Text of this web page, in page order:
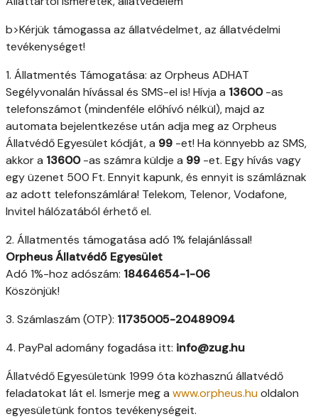
b>Kérjük támogassa az állatvédelmet, az állatvédelmi
tevékenységet!
1. Állatmentés Támogatása: az Orpheus ADHAT
Segélyvonalán hívással és SMS-el is! Hívja a 13600-as
telefonszámot (mindenféle előhívó nélkül), majd az
automata bejelentkezése után adja meg az Orpheus
Állatvédő Egyesület kódját, a 99 -et! Ha könnyebb az SMS,
akkor a 13600-as számra küldje a 99 -et. Egy hívás vagy
egy üzenet 500 Ft. Ennyit kapunk, és ennyit is számláznak
az adott telefonszámlára! Telekom, Telenor, Vodafone,
Invitel hálózatából érhető el.
2. Állatmentés támogatása adó 1% felajánlással!
Orpheus Állatvédő Egyesület
Adó 1%-hoz adószám: 18464654-1-06
Köszönjük!
3. Számlaszám (OTP): 11735005-20489094
4. PayPal adomány fogadása itt: info@zug.hu
Állatvédő Egyesületünk 1999 óta közhasznú állatvédő
feladatokat lát el. Ismerje meg a www.orpheus.huoldalon
egyesületünk fontos tevékenységeit.